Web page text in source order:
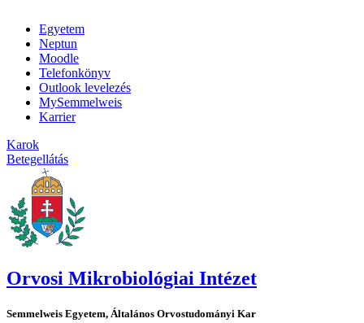
Egyetem
Neptun
Moodle
Telefonkönyv
Outlook levelezés
MySemmelweis
Karrier
Karok
Betegellátás
Orvosi Mikrobiológiai Intézet
Semmelweis Egyetem, Általános Orvostudományi Kar